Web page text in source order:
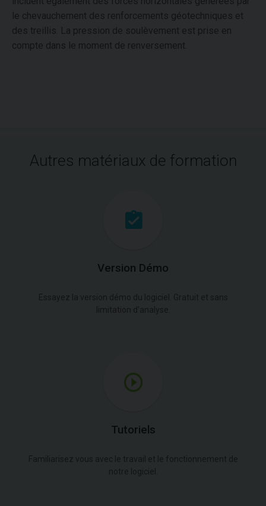
le chevauchement des renforcements géotechniques et
des treillis. La pression de soulèvement est prise en
compte dans le moment de renversement.
Autres matériaux de formation
Version Démo
Essayez la version démo du logiciel. Gratuit et sans
limitation d'analyse.
Tutoriels
Familiarisez vous avec le travail et le fonctionnement de
notre logiciel.